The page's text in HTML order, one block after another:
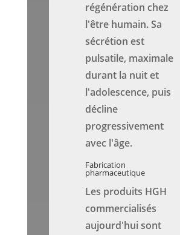
régénération chez
l'être humain. Sa
sécrétion est
pulsatile, maximale
durant la nuit et
l'adolescence, puis
décline
progressivement
avec l'âge.
Fabrication
pharmaceutique
Les produits HGH
commercialisés
aujourd'hui sont